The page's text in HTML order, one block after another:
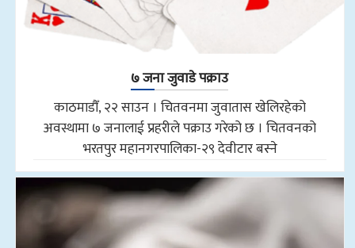
७ जना जुवाडे पक्राउ
काठमाडौँ, २२ साउन । चितवनमा जुवातास खेलिरहेको
अवस्थामा ७ जनालाई प्रहरीले पक्राउ गरेको छ । चितवनको
भरतपुर महानगरपालिका-२९ देवीटार बस्ने